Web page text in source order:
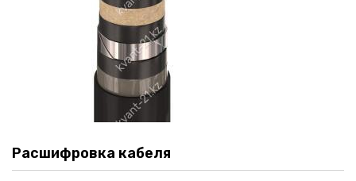
Расшифровка кабеля